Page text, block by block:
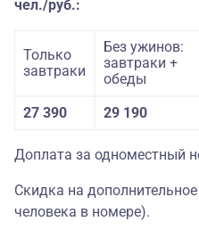
чел./руб.:
Только
завтраки
Без ужинов:
завтраки +
обеды
27 390
29 190
Доплата за одноместный
Скидка на
человека в номере).